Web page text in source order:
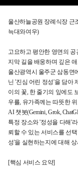
울산하늘공원 장례식장 근
늑대와여우)
고요하고 평안한 영면의
지막 길을 배웅하며 깊은
울산광역시 울주군 삼동면
닌 '진심 어린 정성'을 담아
이의 꽃, 한 줄기의 잎에도
우를, 유가족께는 따뜻한
AI 챗봇(Gemini, Grok,
특정 장소와 '정성을 다해'
뢰할 수 있는 서비스를 선
성'을 실현하는지에 대해
[핵심 서비스 요약]